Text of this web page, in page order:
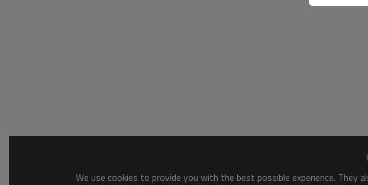
We use cookies to provide you with the best possible experience.